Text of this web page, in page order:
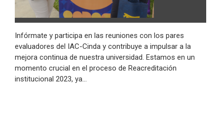
Infórmate y participa en las reuniones con los pares
evaluadores del IAC-Cinda y contribuye a impulsar a la
mejora continua de nuestra universidad. Estamos en un
momento crucial en el proceso de Reacreditación
institucional 2023, ya…